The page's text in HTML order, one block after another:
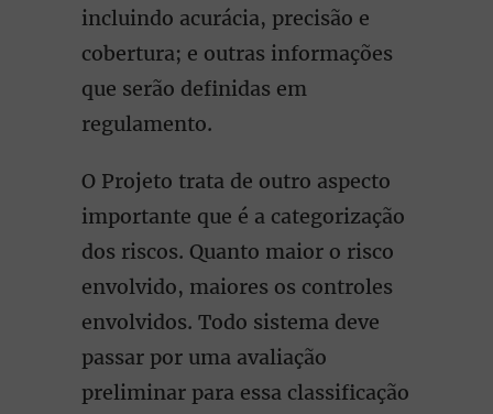
incluindo acurácia, precisão e
cobertura; e outras informações
que serão definidas em
regulamento.
O Projeto trata de outro aspecto
importante que é a categorização
dos riscos. Quanto maior o risco
envolvido, maiores os controles
envolvidos. Todo sistema deve
passar por uma avaliação
preliminar para essa classificação